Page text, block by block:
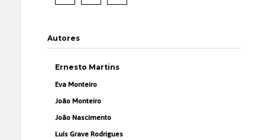
Autores
Ernesto Martins
Eva Monteiro
João Monteiro
João Nascimento
Luís Grave Rodrigues